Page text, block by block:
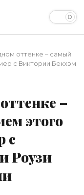
оттенке – самый
с Виктории Бекхэм
–
этого
с
Роузи